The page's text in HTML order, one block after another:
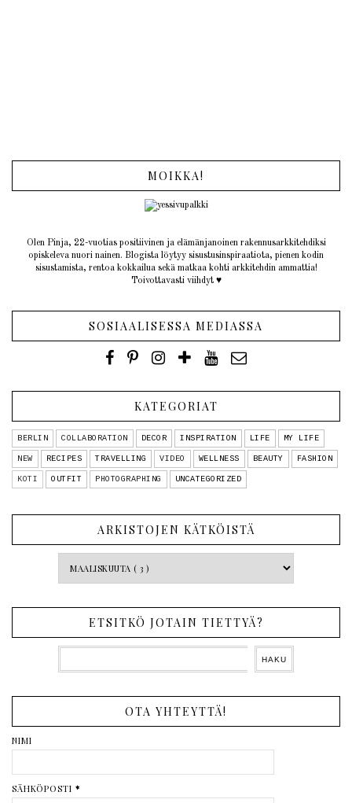
MOIKKA!
Olen Pinja, 22-vuotias positiivinen ja elämänjanoinen rakennusarkkitehdiksi
opiskeleva nuori nainen. Blogista löytyy sisustusinspiraatiota, pienen kodin
sisustamista, rentoa kokkailua sekä matkaa kohti arkkitehdin ammattia!
Toivottavasti viihdyt ♥︎
SOSIAALISESSA MEDIASSA
KATEGORIAT
BERLIN COLLABORATION DECOR INSPIRATION LIFE MY LIFE
NEW RECIPES TRAVELLING VIDEO WELLNESS BEAUTY FASHION
KOTI OUTFIT PHOTOGRAPHING UNCATEGORIZED
ARKISTOJEN KÄTKÖISTÄ
ETSITKÖ JOTAIN TIETTYÄ?
OTA YHTEYTTÄ!
NIMI
SÄHKÖPOSTI *